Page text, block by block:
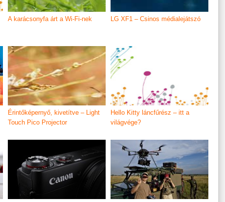
A karácsonyfa árt a Wi-Fi-nek LG XF1 – Csinos médialejátszó
Érintőképernyő, kivetítve – Light
Touch Pico Projector
Hello Kitty láncfűrész – itt a
világvége?